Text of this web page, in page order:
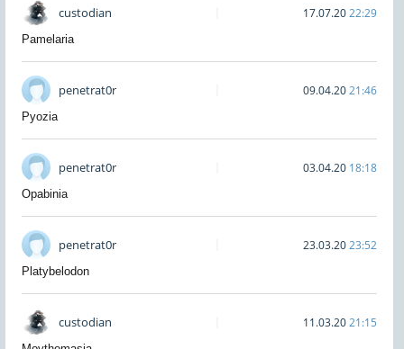
custodian 17.07.2022:29
Pamelaria
penetrat0r 09.04.2021:46
Pyozia
penetrat0r 03.04.20 18:18
Opabinia
penetrat0r 23.03.2023:52
Platybelodon
custodian 11.03.2021:15